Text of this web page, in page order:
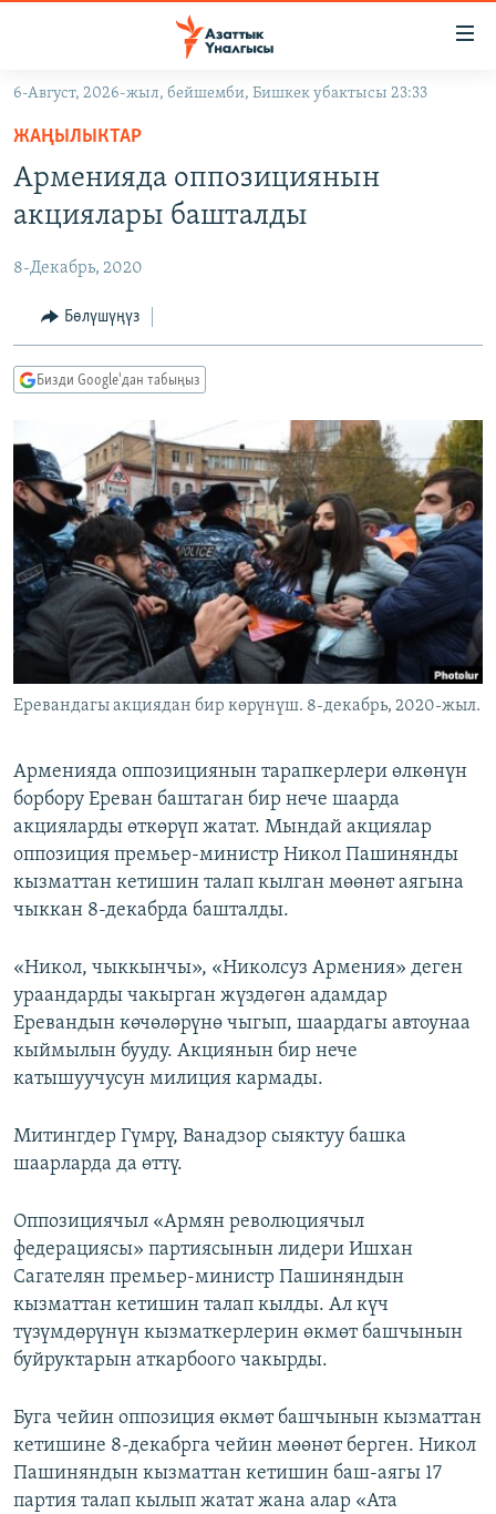
Навигацияга
өтүңүз
Издөөгө
салыңызКЫРГЫЗСТАН
ЭКОНОМИКА
МАДАНИЯТ
ДҮЙНӨ
БОРБОР АЗИЯ
АТАЙЫН ИЛИКТӨӨ
ТВ ПРОГРАММАЛАР
ЭКСПЕРТТЕР ТАЛДАЙТ
БИЗ ЖАНА ДҮЙНӨ
ДАНИСТЕ
ЭЖЕ-СИҢДИЛЕР
АЗАТТЫК+
ЫҢГАЙСЫЗ СУРООЛОР
ӨЗГӨЧӨ ПИКИР
Русский
ОНЛАЙН ШЕРИНЕ
ЭЕ/АРнун бардык сайттары
6-Август, 2026-жыл, бейшемби, Бишкек убактысы 23:33
ЖАҢЫЛЫКТАР
Арменияда оппозициянын
акциялары башталды
8-Декабрь, 2020
Бөлүшүңүз
Бизди Google'дан табыңыз
Еревандагы акциядан бир көрүнүш. 8-декабрь, 2020-жыл.
Арменияда оппозициянын тарапкерлери өлкөнүн
борбору Ереван баштаган бир нече шаарда
акцияларды өткөрүп жатат. Мындай акциялар
оппозиция премьер-министр Никол Пашинянды
кызматтан кетишин талап кылган мөөнөт аягына
чыккан 8-декабрда башталды.
«Никол, чыккынчы», «Николсуз Армения» деген
ураандарды чакырган жүздөгөн адамдар
Еревандын көчөлөрүнө чыгып, шаардагы автоунаа
кыймылын бууду. Акциянын бир нече
катышуучусун милиция кармады.
Митингдер Гүмрү, Ванадзор сыяктуу башка
шаарларда да өттү.
Оппозициячыл «Армян революциячыл
федерациясы» партиясынын лидери Ишхан
Сагателян премьер-министр Пашиняндын
кызматтан кетишин талап кылды. Ал күч
түзүмдөрүнүн кызматкерлерин өкмөт башчынын
буйруктарын аткарбоого чакырды.
Буга чейин оппозиция өкмөт башчынын кызматтан
кетишине 8-декабрга чейин мөөнөт берген. Никол
Пашиняндын кызматтан кетишин баш-аягы 17
партия талап кылып жатат жана алар «Ата